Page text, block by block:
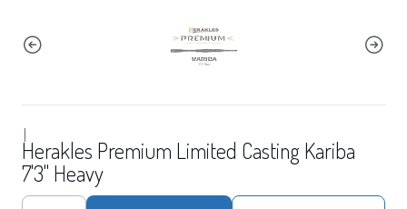
|
Herakles Premium Limited Casting Kariba
7'3" Heavy